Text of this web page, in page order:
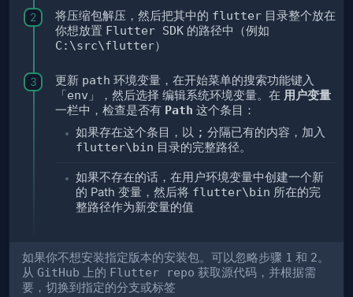
将压缩包解压，然后把其中的 flutter 目录整个放在
你想放置 Flutter SDK 的路径中（例如
C:\src\flutter）
更新 path 环境变量，在开始菜单的搜索功能键入
「env」 ，然后选择 编辑系统环境变量。在 用户变量
一栏中，检查是否有 Path 这个条目：
如果存在这个条目，以 ; 分隔已有的内容，加入
flutter\bin 目录的完整路径。
如果不存在的话，在用户环境变量中创建一个新
的 Path 变量，然后将 flutter\bin 所在的完
整路径作为新变量的值
如果你不想安装指定版本的安装包。可以忽略步骤 1 和 2。
从 GitHub 上的 Flutter repo 获取源代码，并根据需
要，切换到指定的分支或标签